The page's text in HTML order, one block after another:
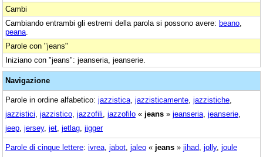
Cambi
Cambiando entrambi gli estremi della parola si possono avere: beano
peana
Parole con "jeans"
Iniziano con "jeans": jeanseria, jeanserie.
Navigazione
Parole in ordine alfabetico: jazzistica jazzisticamente jazzistiche
jazzistici jazzistico jazzofili jazzofilo « jeans » jeanseria jeanserie
jeep jersey, jet jetlag jigger
Parole di cinque lettere: ivrea jabot jaleo « jeans » jihad jolly, joule